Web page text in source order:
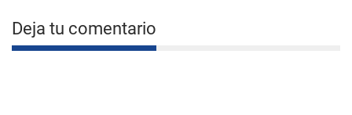
Deja tu comentario